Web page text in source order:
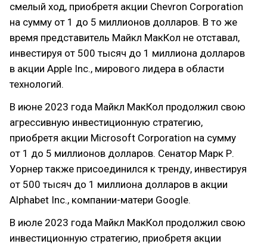
смелый ход, приобретя акции Chevron Corporation
на сумму от 1 до 5 миллионов долларов. В то же
время представитель Майкл МакКол не отставал,
инвестируя от 500 тысяч до 1 миллиона долларов
в акции Apple Inc., мирового лидера в области
технологий.
В июне 2023 года Майкл МакКол продолжил свою
агрессивную инвестиционную стратегию,
приобретя акции Microsoft Corporation на сумму
от 1 до 5 миллионов долларов. Сенатор Марк Р.
Уорнер также присоединился к тренду, инвестируя
от 500 тысяч до 1 миллиона долларов в акции
Alphabet Inc., компании-матери Google.
В июле 2023 года Майкл МакКол продолжил свою
инвестиционную стратегию, приобретя акции